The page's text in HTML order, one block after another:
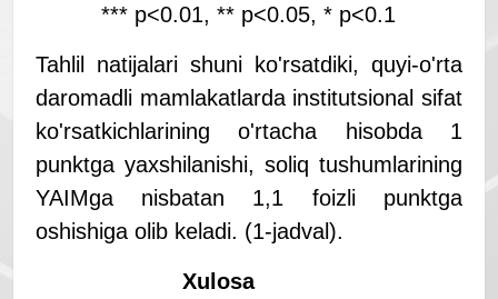
*** p<0.01, ** p<0.05, * p<0.1
Tahlil natijalari shuni ko'rsatdiki, quyi-o'rta
daromadli mamlakatlarda institutsional sifat
ko'rsatkichlarining o'rtacha hisobda 1
punktga yaxshilanishi, soliq tushumlarining
YAIMga nisbatan 1,1 foizli punktga
oshishiga olib keladi. (1-jadval).
Xulosa